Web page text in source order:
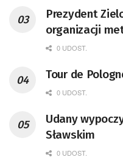
Prezydent
organizacji
0 UDOST.
Tour de
0 UDOST.
Udany
Sławskim
0 UDOST.